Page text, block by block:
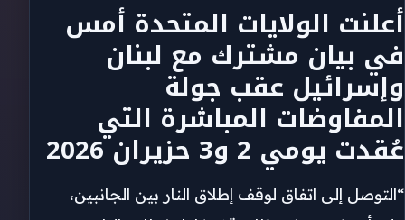
أعلنت الولايات المتحدة أمس
في بيان مشترك مع لبنان
وإسرائيل عقب جولة
المفاوضات المباشرة التي
عُقدت يومي 2 و3 حزيران 2026
“التوصل إلى اتفاق لوقف إطلاق النار بين الجانبين،